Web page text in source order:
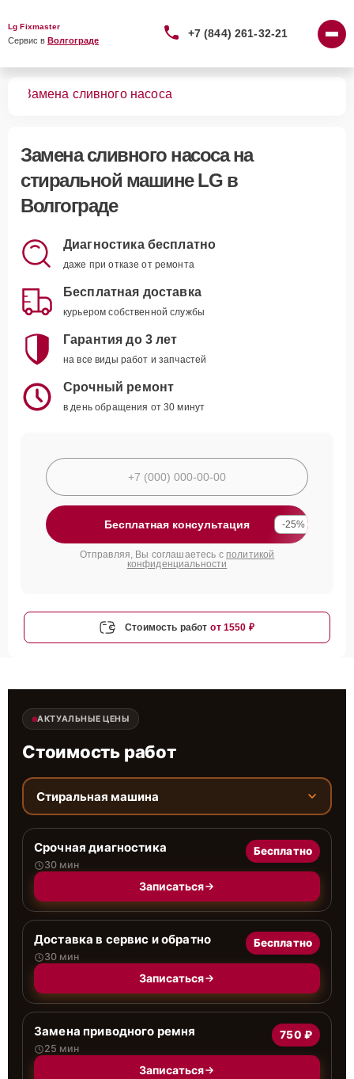
Lg Fixmaster
Сервис в Волгограде
+7 (844) 261-32-21
Замена сливного насоса
Замена сливного насосана
стиральной машине LG в
Волгограде
Диагностика бесплатно
даже при отказе от ремонта
Бесплатная доставка
курьером собственной службы
Гарантия до 3 лет
на все виды работ и запчастей
Срочный ремонт
в день обращения от 30 минут
Бесплатная консультация -25%
Отправляя, Вы соглашаетесь с политикой
конфиденциальности
Стоимость работ от 1550 ₽
АКТУАЛЬНЫЕ ЦЕНЫ
Стоимость работ
Стиральная машина
Срочная диагностика
30 мин
Бесплатно
Записаться
Доставка в сервис и обратно
30 мин
Бесплатно
Записаться
Замена приводного ремня
25 мин
750 ₽
Записаться